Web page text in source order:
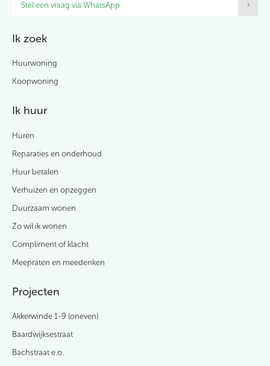
Stel een vraag via WhatsApp
Ik zoek
Huurwoning
Koopwoning
Ik huur
Huren
Reparaties en onderhoud
Huur betalen
Verhuizen en opzeggen
Duurzaam wonen
Zo wil ik wonen
Compliment of klacht
Meepraten en meedenken
Projecten
Akkerwinde 1-9 (oneven)
Baardwijksestraat
Bachstraat e.o.